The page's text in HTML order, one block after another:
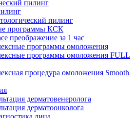
пилинг
пилинг
программы КСК
преображение за 1 час
программы омоложения
программы омоложения FULL
процедура омоложения Smooth
дерматовенеролога
дерматоонколога
лица